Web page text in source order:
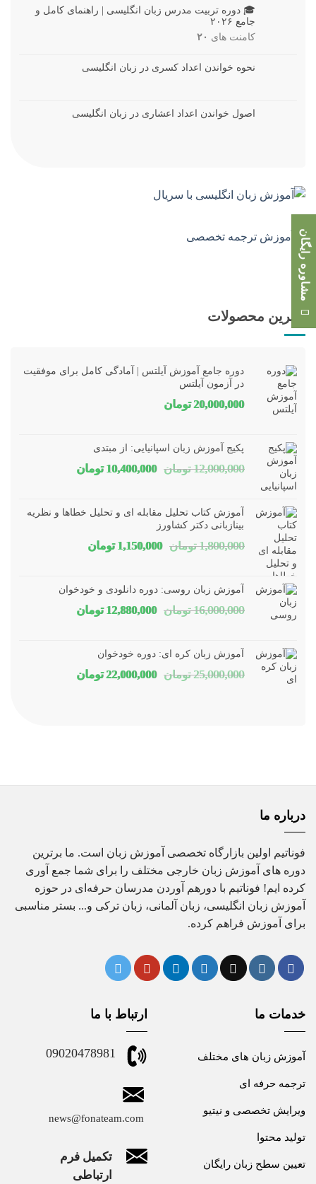
🎓 دوره تربیت مدرس زبان انگلیسی | راهنمای کامل و
جامع ۲۰۲۶
کامنت های ۲۰
نحوه خواندن اعداد کسری در زبان انگلیسی
اصول خواندن اعداد اعشاری در زبان انگلیسی
بهترین محصولات
دوره جامع آموزش آیلتس | آمادگی کامل برای موفقیت
در آزمون آیلتس
20,000,000 تومان
پکیج آموزش زبان اسپانیایی: از مبتدی
12,000,000 تومان قیمت
بود.
10,400,000 تومانقیمت
است.
آموزش کتاب تحلیل مقابله ای و تحلیل خطاها و نظریه
بینازبانی دکتر کشاورز
1,800,000 تومان قیمت
بود.
1,150,000 تومانقیمت
است.
آموزش زبان روسی: دوره دانلودی و خودخوان
16,000,000 تومان قیمت
بود.
12,880,000 تومانقیمت
آموزش زبان کره ای: دوره خودخوان
25,000,000 تومان قیمت
22,000,000 تومانقیمت
درباره ما
فوناتیم اولین بازارگاه تخصصی آموزش زبان است. ما برترین
دوره های آموزش زبان خارجی مختلف را برای شما جمع آوری
کرده ایم! فوناتیم با دورهم آوردن مدرسان حرفه‌ای در حوزه
آموزش زبان انگلیسی، زبان آلمانی، زبان ترکی و... بستر مناسبی
برای آموزش فراهم کرده.
خدمات ما
آموزش زبان های مختلف
ترجمه حرفه ای
ویرایش تخصصی و نیتیو
تولید محتوا
تعیین سطح زبان رایگان
ارتباط با ما
09020478981
news@fonateam.com
تکمیل فرم
ارتباطی
مشاوره رایگان